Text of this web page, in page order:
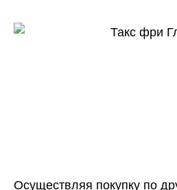
Осуществляя покупку по